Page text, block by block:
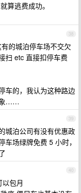
算逃费成功。
38
的城泊停车场不交欠
扫 etc 直接扣停车费
车的，我认为这种路边
象……
39
城泊公司有没有优惠政
场绿牌免费 5 小时，
40
包月